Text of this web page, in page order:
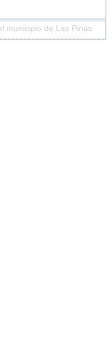
municipio de Las Pirias